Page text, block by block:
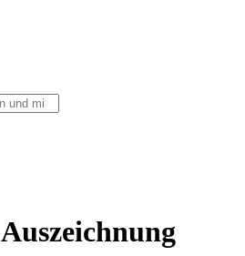
Auszeichnung